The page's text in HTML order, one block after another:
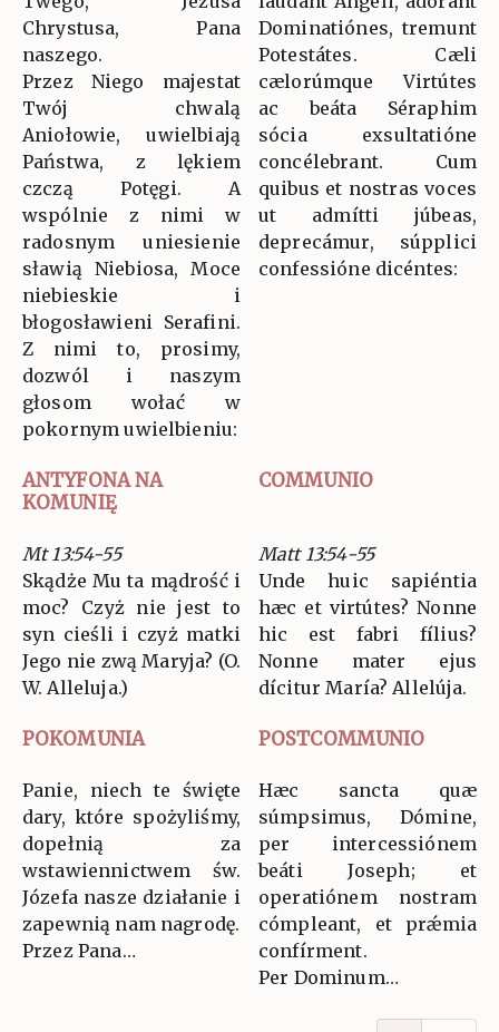
Chrystusa, Pana
naszego.
Przez Niego majestat
Twój chwalą
Aniołowie, uwielbiają
Państwa, z lękiem
czczą Potęgi. A
wspólnie z nimi w
radosnym uniesienie
sławią Niebiosa, Moce
niebieskie i
błogosławieni Serafini.
Z nimi to, prosimy,
dozwól i naszym
głosom wołać w
pokornym uwielbieniu:
Dominatiónes, tremunt
Potestátes. Cæli
cælorúmque Virtútes
ac beáta Séraphim
sócia exsultatióne
concélebrant. Cum
quibus et nostras voces
ut admítti júbeas,
deprecámur, súpplici
confessióne dicéntes:
ANTYFONA NA
KOMUNIĘ
COMMUNIO
Mt 13:54-55
Skądże Mu ta mądrość i
moc? Czyż nie jest to
syn cieśli i czyż matki
Jego nie zwą Maryja? (O.
W. Alleluja.)
Matt 13:54-55
Unde huic sapiéntia
hæc et virtútes? Nonne
hic est fabri fílius?
Nonne mater ejus
dícitur María? Allelúja.
POKOMUNIA POSTCOMMUNIO
Panie, niech te święte
dary, które spożyliśmy,
dopełnią za
wstawiennictwem św.
Józefa nasze działanie i
zapewnią nam nagrodę.
Przez Pana…
Hæc sancta quæ
súmpsimus, Dómine,
per intercessiónem
beáti Joseph; et
operatiónem nostram
cómpleant, et prǽmia
confírment.
Per Dominum…